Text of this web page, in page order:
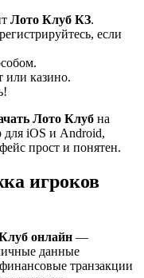
Лото Клуб КЗ.
если
или казино.
Лото Клуб на
iOS и Android,
прост и понятен.
игроков
онлайн —
данные
транзакции